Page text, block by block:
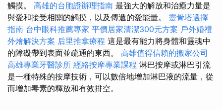
觸摸。 高雄的台胞證辦理指南 最強大的解放和治癒力量是
與愛和接受相關的觸摸，以及傳遞的愛能量。 靈骨塔選擇
指南 台中眼科推薦專家 平價居家清潔300元方案 戶外婚禮
外燴解決方案 后里推拿療程 這是最有能力將身體和靈魂中
的障礙帶到表面並疏通的東西。 高雄值得信賴的搬家公司
高雄專業牙醫診所 經絡按摩專業課程 淋巴按摩或淋巴引流
是一種特殊的按摩技術，可以數倍地增加淋巴液的流量，從
而增加毒素的釋放和有效排空。